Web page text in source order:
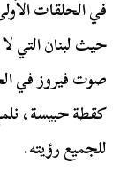
في الحلقات
حيث لبنان التي
صوت فيروز في
كقطة حبيسة،
للجميع رؤيته.